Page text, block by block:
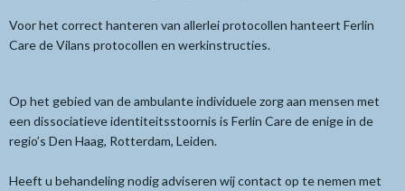
Voor het correct hanteren van allerlei protocollen hanteert Ferlin
Care de Vilans protocollen en werkinstructies.
Op het gebied van de ambulante individuele zorg aan mensen met
een dissociatieve identiteitsstoornis is Ferlin Care de enige in de
regio’s Den Haag, Rotterdam, Leiden.
Heeft u behandeling nodig adviseren wij contact op te nemen met